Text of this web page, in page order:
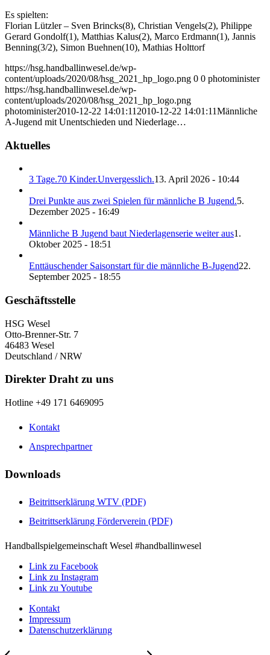
Es spielten:
Florian Lützler – Sven Brincks(8), Christian Vengels(2), Philippe
Gerard Gondolf(1), Matthias Kalus(2), Marco Erdmann(1), Jannis
Benning(3/2), Simon Buehnen(10), Mathias Holttorf
https://hsg.handballinwesel.de/wp-
content/uploads/2020/08/hsg_2021_hp_logo.png 0 0 photominister
https://hsg.handballinwesel.de/wp-
content/uploads/2020/08/hsg_2021_hp_logo.png
photominister2010-12-22 14:01:11 2010-12-22 14:01:11Männliche
A-Jugend mit Unentschieden und Niederlage…
Aktuelles
3 Tage.70 Kinder.Unvergesslich.13. April 2026 - 10:44
Drei Punkte aus zwei Spielen für männliche B Jugend.5.
Dezember 2025 - 16:49
Männliche B Jugend baut Niederlagenserie weiter aus1.
Oktober 2025 - 18:51
Enttäuschender Saisonstart für die männliche B-Jugend22.
September 2025 - 18:55
Geschäftsstelle
HSG Wesel
Otto-Brenner-Str. 7
46483 Wesel
Deutschland / NRW
Direkter Draht zu uns
Hotline +49 171 6469095
Kontakt
Ansprechpartner
Downloads
Beitrittserklärung WTV (PDF)
Beitrittserklärung Förderverein (PDF)
Handballspielgemeinschaft Wesel #handballinwesel
Link zu Facebook
Link zu Instagram
Link zu Youtube
Kontakt
Impressum
Datenschutzerklärung